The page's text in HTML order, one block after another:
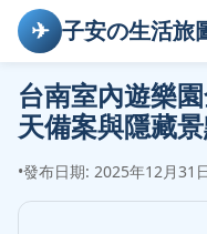
✈ 子安の生活旅
台南室內遊樂
天備案與隱藏
•發布日期: 2025年12月31